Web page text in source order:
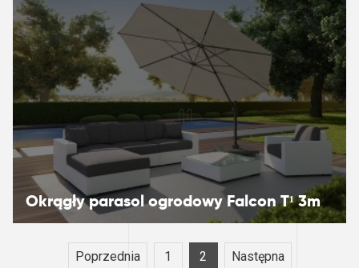
Okrągły parasol ogrodowy ​​​​​​Falcon T¹ 3m
Poprzednia 1 2 Następna